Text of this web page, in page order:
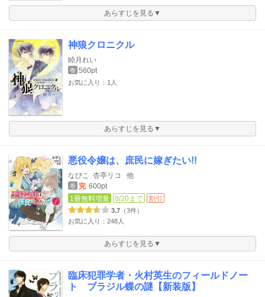
あらすじを見る▼
神狼クロニクル
睦月れい
巻 560pt
お気に入り：1人
あらすじを見る▼
悪役令嬢は、庶民に嫁ぎたい!!
なびこ 杏亭リコ 他
巻 完 600pt
1冊無料増量
8/20まで 割引
3.7 （3件）
お気に入り：248人
あらすじを見る▼
臨床犯罪学者・火村英生のフィールドノー
ト ブラジル蝶の謎【新装版】